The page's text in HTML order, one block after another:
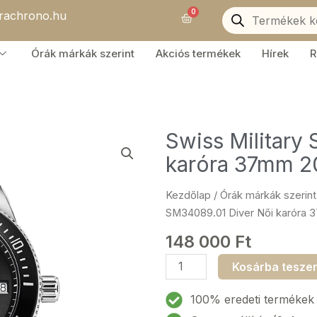
0Kosár
Products
search
Órák márkák szerint Akciós termékek Hírek
Swiss Military
karóra 37mm
Kezdőlap / Órák márkák szerint
SM34089.01 Diver Női karóra
148 000 Ft
Swiss
Military
SM34089.01
Kosárba
100% eredeti termékek